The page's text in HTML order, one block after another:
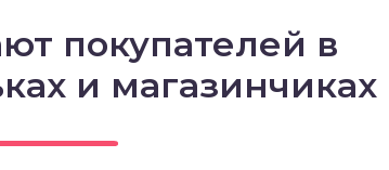
покупателей в
и магазинчиках